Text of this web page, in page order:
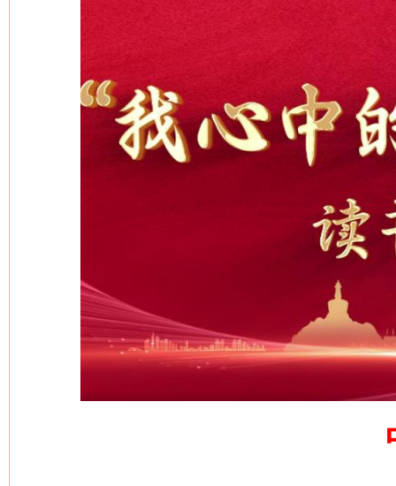
在谋一域中谋全局
今
习近平的博鳌关键词
魏明亮